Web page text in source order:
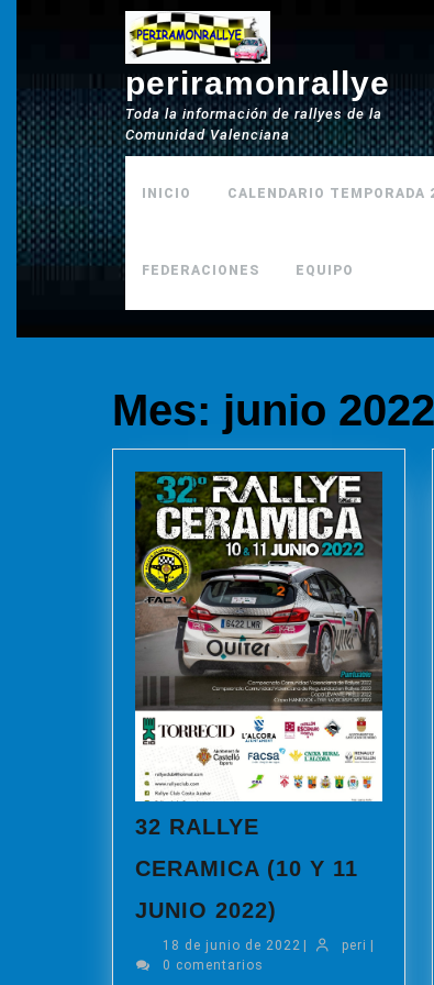
periramonrallye
Toda la información de rallyes de la
Comunidad Valenciana
INICIO CALENDARIO TEMPORADA
FEDERACIONES EQUIPO
Mes: junio 2022
32 RALLYE
CERAMICA (10 Y 11
JUNIO 2022)
CERAMICA
18 de junio de 2022 18
peri peri
0 comentarios